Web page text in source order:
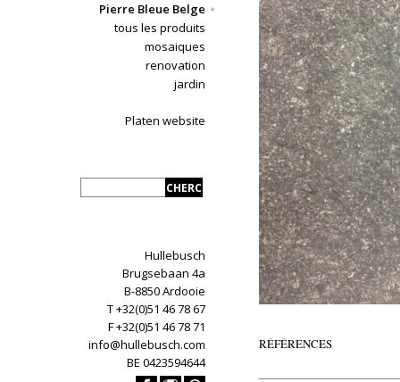
Pierre Bleue Belge
tous les produits
mosaiques
renovation
jardin
Platen website
Hullebusch
Brugsebaan 4a
B-8850 Ardooie
T +32(0)51 46 78 67
F +32(0)51 46 78 71
info@hullebusch.com
BE 0423594644
RÉFÉRENCES